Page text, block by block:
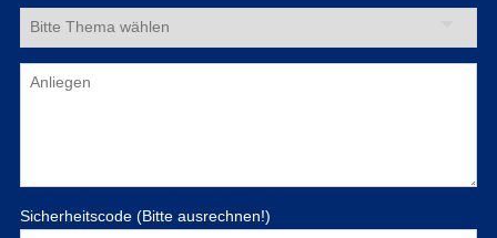
Sicherheitscode (Bitte ausrechnen!)